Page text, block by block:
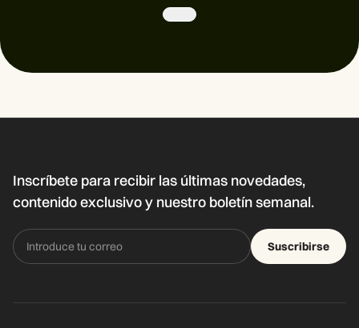
Inscríbete para recibir las últimas novedades,
contenido exclusivo y nuestro boletín semanal.
Suscribirse